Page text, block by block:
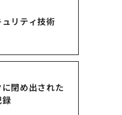
リティ技術
閉め出された